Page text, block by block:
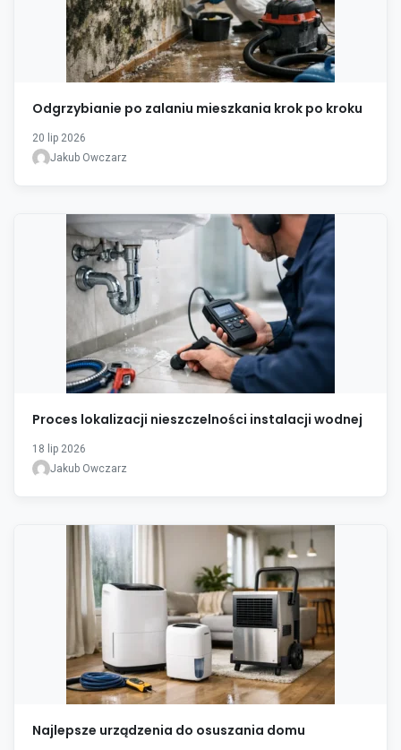
Odgrzybianie po zalaniu mieszkania krok po kroku
20 lip 2026
Jakub Owczarz
Proces lokalizacji nieszczelności instalacji wodnej
18 lip 2026
Jakub Owczarz
Najlepsze urządzenia do osuszania domu